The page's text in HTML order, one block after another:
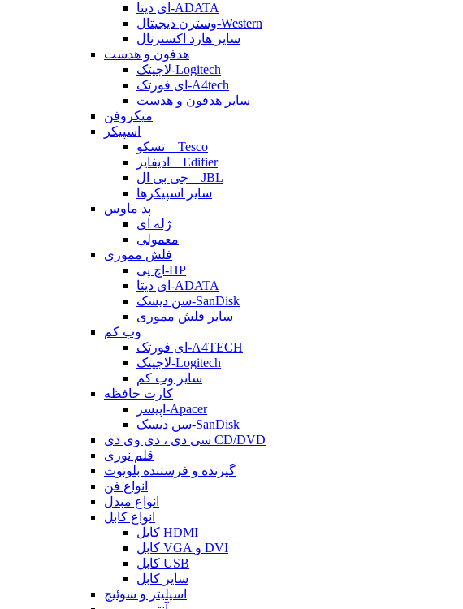
ای دیتا-ADATA
وسترن دیجیتال-Western
سایر هارد اکسترنال
هدفون و هدست
لاجیتک-Logitech
ای فورتک-A4tech
سایر هدفون و هدست
میکروفن
اسپیکر
تسکو _ Tesco
ادیفایر _ Edifier
جی بی ال _ JBL
سایر اسپیکرها
پد ماوس
ژله ای
معمولی
فلش مموری
اچ پی-HP
ای دیتا-ADATA
سن دیسک-SanDisk
سایر فلش مموری
وب کم
ای فورتک-A4TECH
لاجیتک-Logitech
سایر وب کم
کارت حافظه
اپیسر-Apacer
سن دیسک-SanDisk
سی دی ، دی وی دی CD/DVD
قلم نوری
گیرنده و فرستنده بلوتوث
انواع فن
انواع مبدل
انواع کابل
کابل HDMI
کابل VGA و DVI
کابل USB
سایر کابل
اسپلیتر و سوئیچ